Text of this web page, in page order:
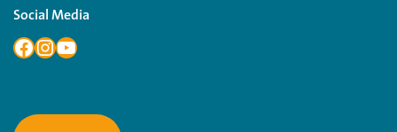
Social Media